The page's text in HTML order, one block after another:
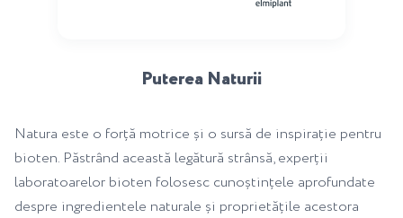
Puterea Naturii
Natura este o forță motrice și o sursă de inspirație pentru
bioten. Păstrând această legătură strânsă, experții
laboratoarelor bioten folosesc cunoștințele aprofundate
despre ingredientele naturale și proprietățile acestora